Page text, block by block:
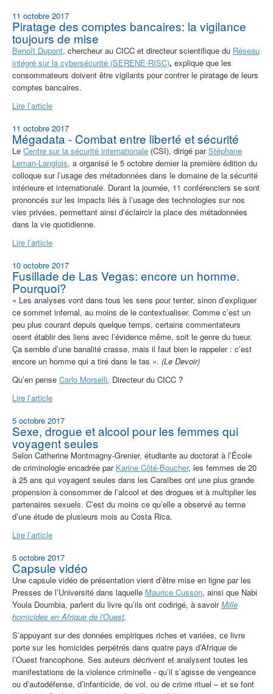
11 octobre 2017
Piratage des comptes bancaires: la vigilance
toujours de mise
Benoît Dupont, chercheur au CICC et directeur scientifique du Réseau
intégré sur la cybersécurité (SERENE-RISC), explique que les
consommateurs doivent être vigilants pour contrer le piratage de leurs
comptes bancaires.
Lire l’article
11 octobre 2017
Mégadata - Combat entre liberté et sécurité
Le Centre sur la sécurité internationale (CSI), dirigé parStéphane
Leman-Langlois, a organisé le 5 octobre dernier la première édition du
colloque sur l’usage des métadonnées dans le domaine de la sécurité
intérieure et internationale. Durant la journée, 11 conférenciers se sont
prononcés sur les impacts liés à l’usage des technologies sur nos
vies privées, permettant ainsi d’éclaircir la place des métadonnées
dans la vie quotidienne.
Lire l’article
10 octobre 2017
Fusillade de Las Vegas: encore un homme.
Pourquoi?
« Les analyses vont dans tous les sens pour tenter, sinon d’expliquer
ce sommet infernal, au moins de le contextualiser. Comme c’est un
peu plus courant depuis quelque temps, certains commentateurs
osent établir des liens avec l’évidence même, soit le genre du tueur.
Ça semble d’une banalité crasse, mais il faut bien le rappeler : c’est
encore un homme qui a tiré dans le tas ». (Le Devoir)
Qu’en pense Carlo Morselli, Directeur du CICC ?
Lire l’article
5 octobre 2017
Sexe, drogue et alcool pour les femmes qui
voyagent seules
Selon Catherine Montmagny-Grenier, étudiante au doctorat à l’École
de criminologie encadrée par Karine Côté-Boucher, les femmes de 20
à 25 ans qui voyagent seules dans les Caraïbes ont une plus grande
propension à consommer de l’alcool et des drogues et à multiplier les
partenaires sexuels. C’est du moins ce qu’elle a observé au terme
d’une étude de plusieurs mois au Costa Rica.
Lire l’article
5 octobre 2017
Capsule vidéo
Une capsule vidéo de présentation vient d’être mise en ligne par les
Presses de l’Université dans laquelle Maurice Cusson, ainsi que Nabi
Youla Doumbia, parlent du livre qu’ils ont codirigé, à savoirMille
homicides en Afrique de l'Ouest.
S’appuyant sur des données empiriques riches et variées, ce livre
porte sur les homicides perpétrés dans quatre pays d’Afrique de
l’Ouest francophone. Ses auteurs décrivent et analysent toutes les
manifestations de la violence criminelle - qu’il s’agisse de vengeance
ou d’autodéfense, d’infanticide, de vol, ou de crime rituel – et se font